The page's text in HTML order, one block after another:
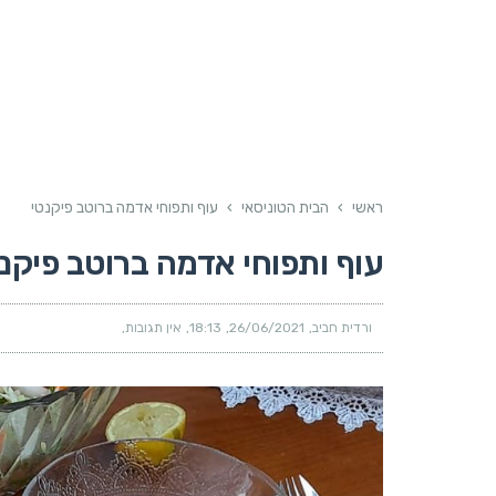
ראשי › הבית הטוניסאי › עוף ותפוחי אדמה ברוטב פיקנטי
עוף ותפוחי אדמה ברוטב
ורדית חביב 26/06/2021
18:13 אין תגובות